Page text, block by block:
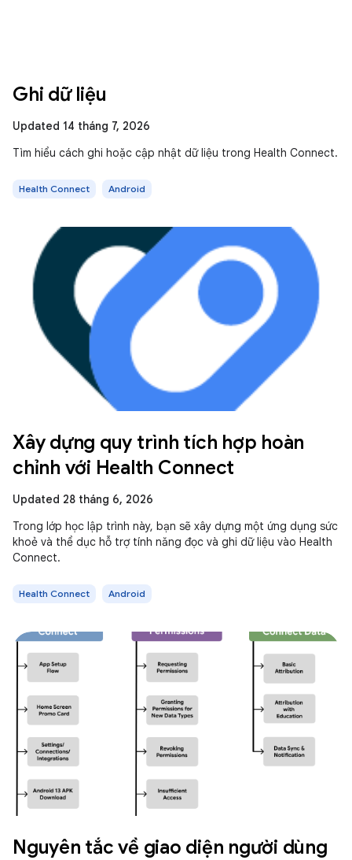
Ghi dữ liệu
Updated 14 tháng 7, 2026
Tìm hiểu cách ghi hoặc cập nhật dữ liệu trong Health Connect.
Health Connect Android
Xây dựng quy trình tích hợp hoàn
chỉnh với Health Connect
Updated 28 tháng 6, 2026
Trong lớp học lập trình này, bạn sẽ xây dựng một ứng dụng sức
khoẻ và thể dục hỗ trợ tính năng đọc và ghi dữ liệu vào Health
Connect.
Health Connect Android
Nguyên tắc về giao diện người dùng